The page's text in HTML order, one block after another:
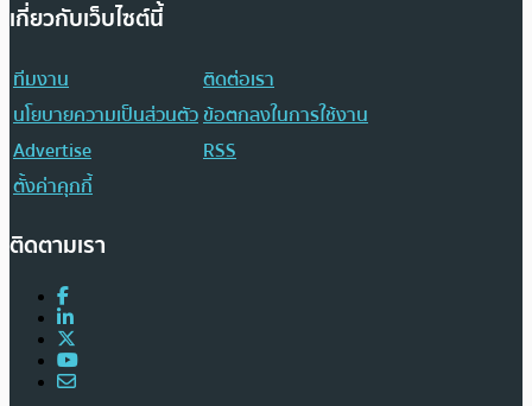
เกี่ยวกับเว็บไซต์นี้
ทีมงาน
ติดต่อเรา
นโยบายความเป็นส่วนตัวข้อตกลงในการใช้งาน
Advertise
RSS
ตั้งค่าคุกกี้
ติดตามเรา